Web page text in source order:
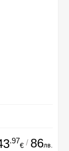
.97
€ / 86лв.